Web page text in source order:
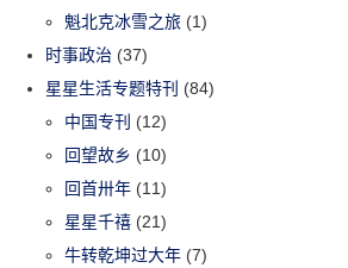
魁北克冰雪之旅 (1)
时事政治 (37)
星星生活专题特刊 (84)
中国专刊 (12)
回望故乡 (10)
回首卅年 (11)
星星千禧 (21)
牛转乾坤过大年 (7)